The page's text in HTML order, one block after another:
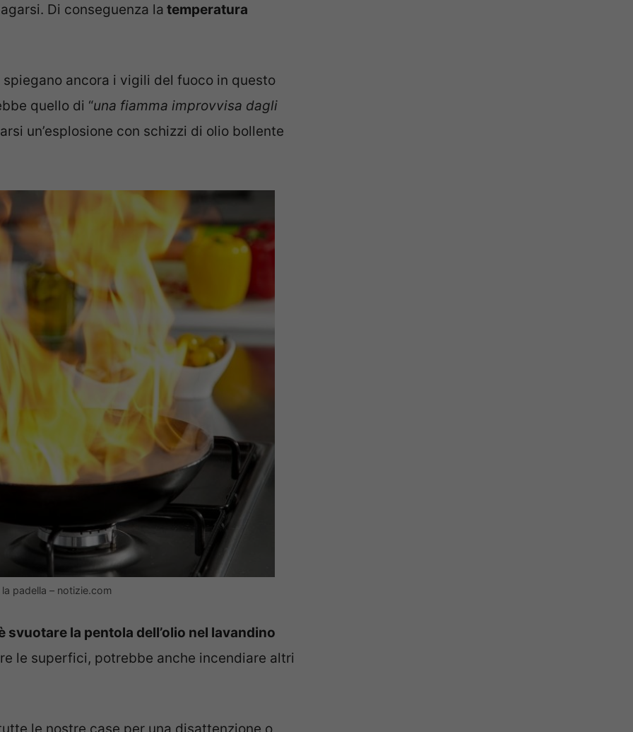
Di conseguenza la temperatura
spiegano ancora i vigili del fuoco in questo
quello di “una fiamma improvvisa dagli
un’esplosione con schizzi di olio bollente
padella – notizie.com
svuotare la pentola dell’olio nel lavandino
le superfici, potrebbe anche incendiare altri